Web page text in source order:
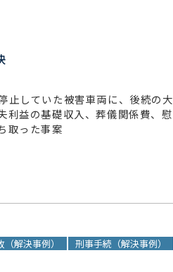
止していた被害車両に、後続の
利益の基礎収入、葬儀関係費、
取った事案
解決事例） 刑事手続（解決事例）